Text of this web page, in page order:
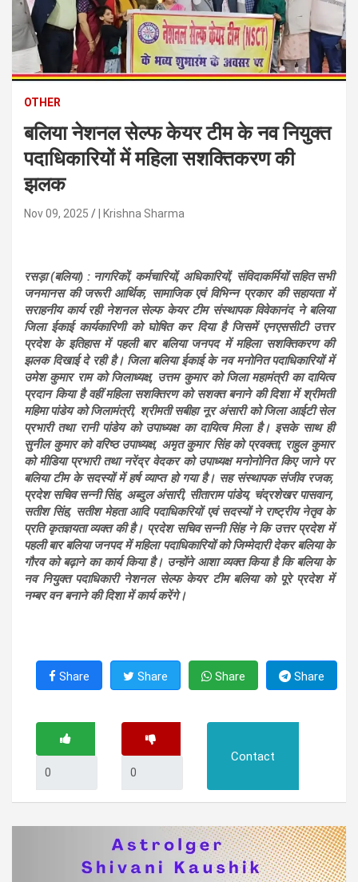
OTHER
बलिया नेशनल सेल्फ केयर टीम के नव नियुक्त
पदाधिकारियों में महिला सशक्तिकरण की
झलक
Nov 09, 2025 | Krishna Sharma
रसड़ा (बलिया) : नागरिकों, कर्मचारियों, अधिकारियों, संविदाकर्मियों सहित सभी
जनमानस की जरूरी आर्थिक, सामाजिक एवं विभिन्न प्रकार की सहायता में
सराहनीय कार्य रही नेशनल सेल्फ केयर टीम संस्थापक विवेकानंद ने बलिया
जिला ईकाई कार्यकारिणी को घोषित कर दिया है जिसमें एनएससीटी उत्तर
प्रदेश के इतिहास में पहली बार बलिया जनपद में महिला सशक्तिकरण की
झलक दिखाई दे रही है। जिला बलिया ईकाई के नव मनोनित पदाधिकारियों में
उमेश कुमार राम को जिलाध्यक्ष, उत्तम कुमार को जिला महामंत्री का दायित्व
प्रदान किया है वहीं महिला सशक्तिरण को सशक्त बनाने की दिशा में श्रीमती
महिमा पांडेय को जिलामंत्री, श्रीमती सबीहा नूर अंसारी को जिला आईटी सेल
प्रभारी तथा रानी पांडेय को उपाध्यक्ष का दायित्व मिला है। इसके साथ ही
सुनील कुमार को वरिष्ठ उपाध्यक्ष, अमृत कुमार सिंह को प्रवक्ता, राहुल कुमार
को मीडिया प्रभारी तथा नरेंद्र वेदकर को उपाध्यक्ष मनोनोनित किए जाने पर
बलिया टीम के सदस्यों में हर्ष व्याप्त हो गया है। सह संस्थापक संजीव रजक,
प्रदेश सचिव सन्नी सिंह, अब्दुल अंसारी, सीताराम पांडेय, चंद्रशेखर पासवान,
सतीश सिंह, सतीश मेहता आदि पदाधिकरियों एवं सदस्यों ने राष्ट्रीय नेतृव के
प्रति कृतज्ञयता व्यक्त की है। प्रदेश सचिव सन्नी सिंह ने कि उत्तर प्रदेश में
पहली बार बलिया जनपद में महिला पदाधिकारियों को जिम्मेदारी देकर बलिया के
गौरव को बढ़ाने का कार्य किया है। उन्होंने आशा व्यक्त किया है कि बलिया के
नव नियुक्त पदाधिकारी नेशनल सेल्फ केयर टीम बलिया को पूरे प्रदेश में
नम्बर वन बनाने की दिशा में कार्य करेंगे।
Share Share Share Share
Contact